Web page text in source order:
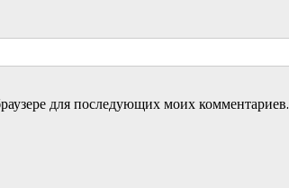
для последующих моих комментариев.